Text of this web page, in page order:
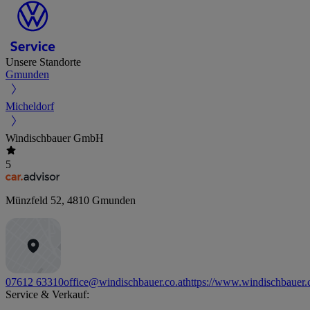
Unsere Standorte
Gmunden
Micheldorf
Windischbauer GmbH
5
Münzfeld 52, 4810 Gmunden
07612 63310office@windischbauer.co.athttps://
Service & Verkauf: